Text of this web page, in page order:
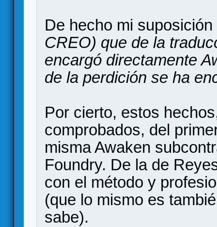
De hecho mi
CREO) que de la
encargó directamente
de la perdición se ha
Por cierto, estos
comprobados, del
misma Awaken
Foundry. De la de
con el método y
(que lo mismo es
sabe).